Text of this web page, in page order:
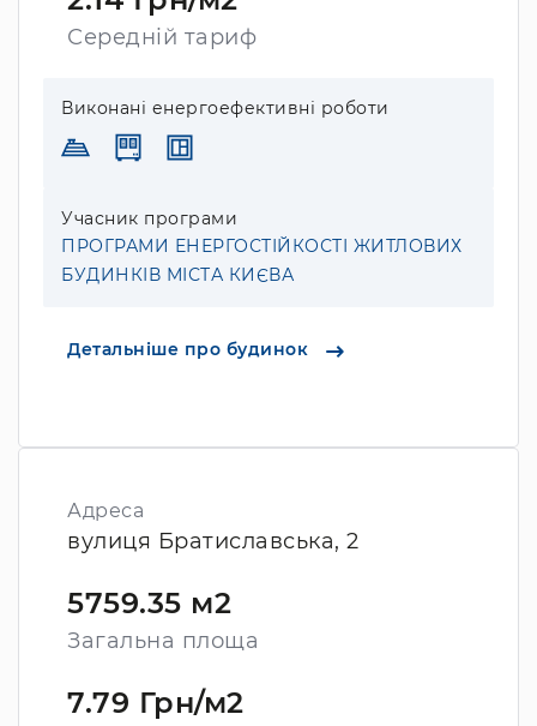
Середній тариф
Виконані енергоефективні роботи
Учасник програми
ПРОГРАМИ ЕНЕРГОСТІЙКОСТІ ЖИТЛОВИХ
БУДИНКІВ МІСТА КИЄВА
Детальніше про будинок
Адреса
вулиця Братиславська, 2
5759.35 м2
Загальна площа
7.79 Грн/м2